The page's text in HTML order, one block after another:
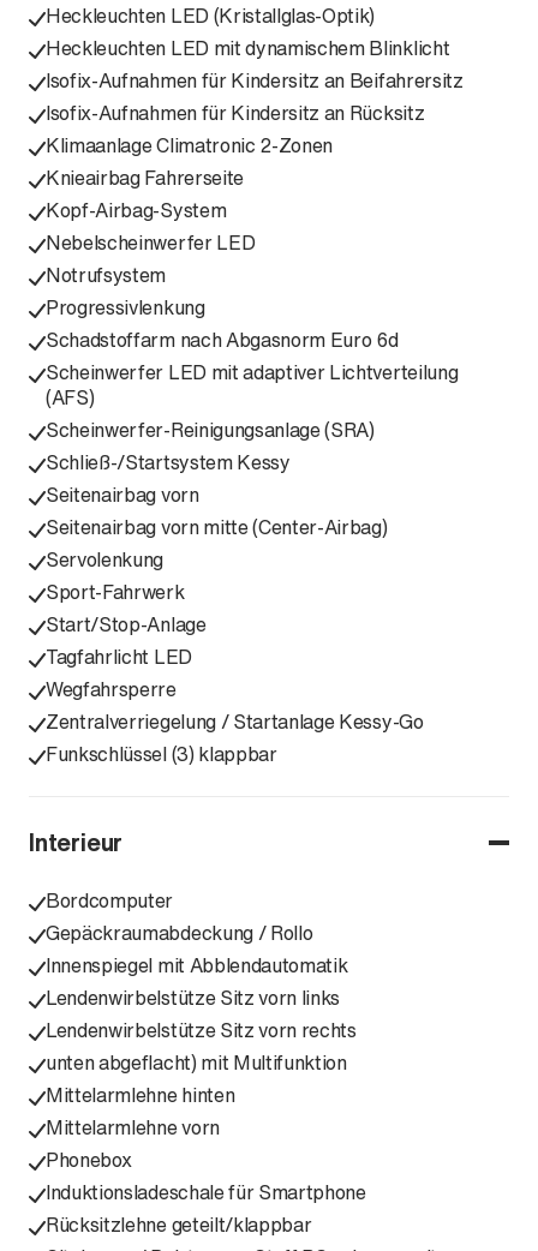
Heckleuchten LED (Kristallglas-Optik)
Heckleuchten LED mit dynamischem Blinklicht
Isofix-Aufnahmen für Kindersitz an Beifahrersitz
Isofix-Aufnahmen für Kindersitz an Rücksitz
Klimaanlage Climatronic 2-Zonen
Knieairbag Fahrerseite
Kopf-Airbag-System
Nebelscheinwerfer LED
Notrufsystem
Progressivlenkung
Schadstoffarm nach Abgasnorm Euro 6d
Scheinwerfer LED mit adaptiver Lichtverteilung
(AFS)
Scheinwerfer-Reinigungsanlage (SRA)
Schließ-/Startsystem Kessy
Seitenairbag vorn
Seitenairbag vorn mitte (Center-Airbag)
Servolenkung
Sport-Fahrwerk
Start/Stop-Anlage
Tagfahrlicht LED
Wegfahrsperre
Zentralverriegelung / Startanlage Kessy-Go
Funkschlüssel (3) klappbar
Interieur
Bordcomputer
Gepäckraumabdeckung / Rollo
Innenspiegel mit Abblendautomatik
Lendenwirbelstütze Sitz vorn links
Lendenwirbelstütze Sitz vorn rechts
unten abgeflacht) mit Multifunktion
Mittelarmlehne hinten
Mittelarmlehne vorn
Phonebox
Induktionsladeschale für Smartphone
Rücksitzlehne geteilt/klappbar